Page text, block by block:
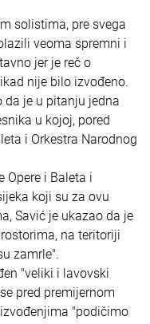
solistima, pre svega
veoma spremni i
jer je reč o
nije bilo izvođeno.
da je u pitanju jedna
u kojoj, pored
i Orkestra Narodnog
i Baleta i
koji su za ovu
Savić je ukazao da je
na teritoriji
zamrle".
"veliki i lavovski
pred premijernom
"podičimo